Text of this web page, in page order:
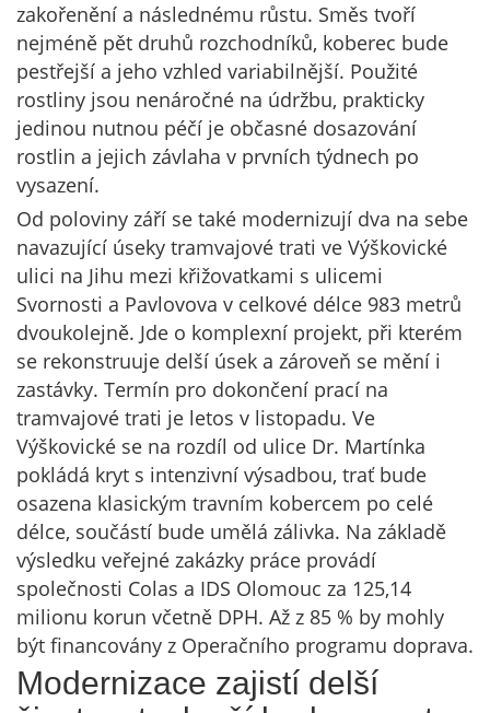
zakořenění a následnému růstu. Směs tvoří
nejméně pět druhů rozchodníků, koberec bude
pestřejší a jeho vzhled variabilnější. Použité
rostliny jsou nenáročné na údržbu, prakticky
jedinou nutnou péčí je občasné dosazování
rostlin a jejich závlaha v prvních týdnech po
vysazení.
Od poloviny září se také modernizují dva na sebe
navazující úseky tramvajové trati ve Výškovické
ulici na Jihu mezi křižovatkami s ulicemi
Svornosti a Pavlovova v celkové délce 983 metrů
dvoukolejně. Jde o komplexní projekt, při kterém
se rekonstruuje delší úsek a zároveň se mění i
zastávky. Termín pro dokončení prací na
tramvajové trati je letos v listopadu. Ve
Výškovické se na rozdíl od ulice Dr. Martínka
pokládá kryt s intenzivní výsadbou, trať bude
osazena klasickým travním kobercem po celé
délce, součástí bude umělá zálivka. Na základě
výsledku veřejné zakázky práce provádí
společnosti Colas a IDS Olomouc za 125,14
milionu korun včetně DPH. Až z 85 % by mohly
být financovány z Operačního programu doprava.
Modernizace zajistí delší